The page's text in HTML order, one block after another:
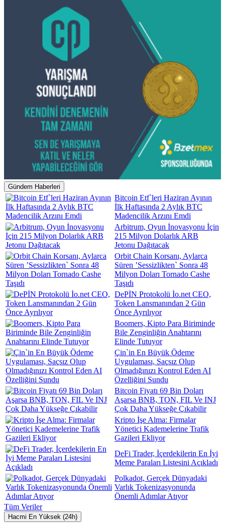
Gündem Haberleri
Bitcoin Etf`leri Haziran Ayının
İlk Haftasında 2 Aylık BTC
Madencilik Arzını Emdi
Arbitrum, Oyun İnovasyonu İçin
215 Milyon Dolarlık ARB
Jetonu Dağıtacak
Orbit Chain Korsanı, Aylarca
Süren ’Sessizlikten` Sonra 48
Milyon Doları Tornado Cashe
Taşıdı
DePİN Protokolü İo.net CEO,
Token Lansmanından 2 Gün
Önce Ayrılıyor
Boomers, Kipto Para Biriminde
Bile Zenginliğin Anahtarını
Elinde Tutuyor
Çin`in En Büyük Ödeme
Uygulaması, Saçsız Olup
Olmadığınızı Kontrol Eden AI
Özelliğini Sundu
Bitcoin Fiyatı 69 Bin Doları
Aşarsa BNB, TON, FIL Ve INJ
Çok Daha Yükseğe Çıkabilir
Kripto İşe Alma: Firmalar
Yönetici Kademelerine Trafik
Gazileri Ekliyor
DeFi Trader, İçerdekilerin En İyi
Meme Paraları Listesini Açıkladı
Polkadot, Gerçek Dünyadaki
Varlık Tokenizasyonunda
Önemli Adımlar Atıyor
Tüm Veriler
Hacmi En Yüksek (24h)